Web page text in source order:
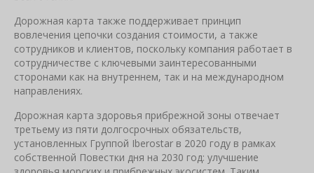
Дорожная карта также поддерживает принцип
вовлечения цепочки создания стоимости, а также
сотрудников и клиентов, поскольку компания работает в
сотрудничестве с ключевыми заинтересованными
сторонами как на внутреннем, так и на международном
направлениях.
Дорожная карта здоровья прибрежной зоны отвечает
третьему из пяти долгосрочных обязательств,
установленных Группой Iberostar в 2020 году в рамках
собственной Повестки дня на 2030 год: улучшение